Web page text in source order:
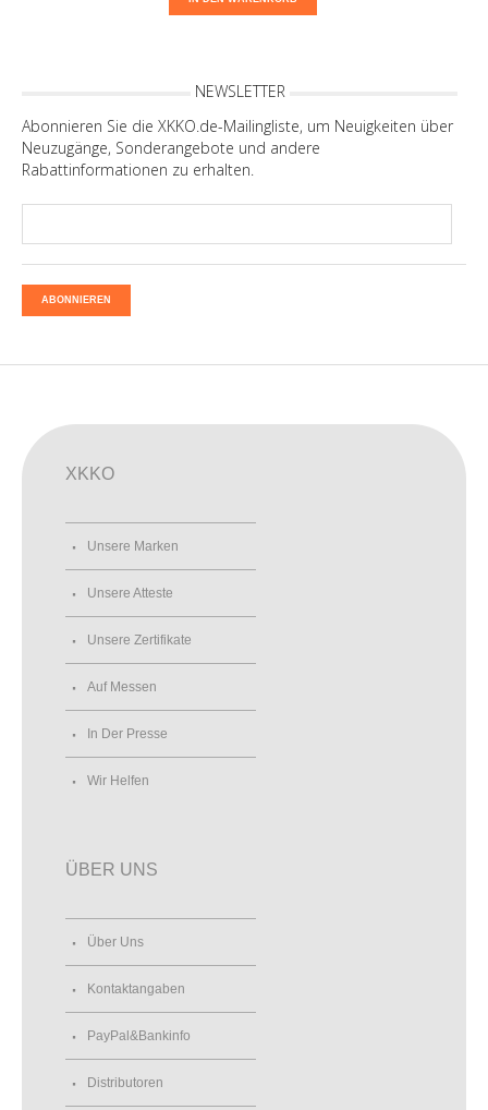
NEWSLETTER
Abonnieren Sie die XKKO.de-Mailingliste, um Neuigkeiten über
Neuzugänge, Sonderangebote und andere
Rabattinformationen zu erhalten.
ABONNIEREN
XKKO
Unsere Marken
Unsere Atteste
Unsere Zertifikate
Auf Messen
In Der Presse
Wir Helfen
ÜBER UNS
Über Uns
Kontaktangaben
PayPal&Bankinfo
Distributoren